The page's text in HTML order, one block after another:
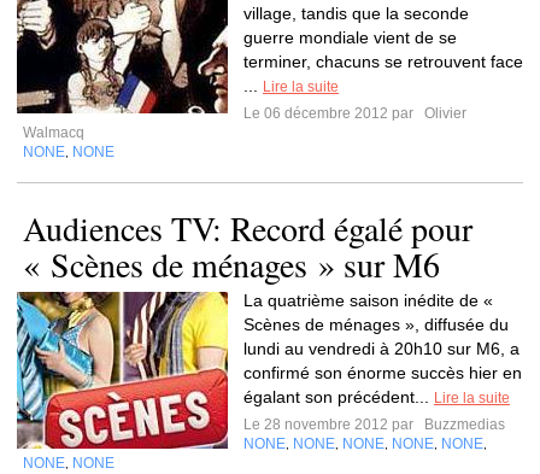
village, tandis que la seconde
guerre mondiale vient de se
terminer, chacuns se retrouvent face
Lire la suite
Le 06 décembre 2012 par
Olivier
Walmacq
NONE NONE
Audiences TV: Record égalé pour
« Scènes de ménages » sur M6
La quatrième saison inédite de «
Scènes de ménages », diffusée du
lundi au vendredi à 20h10 sur M6, a
confirmé son énorme succès hier en
égalant son précédent...
Lire la suite
Le 28 novembre 2012 par
Buzzmedias
NONE NONE NONE NONE NONE
NONE NONE